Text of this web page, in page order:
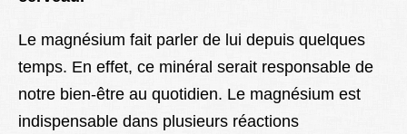
Le magnésium fait parler de lui depuis quelques
temps. En effet, ce minéral serait responsable de
notre bien-être au quotidien. Le magnésium est
indispensable dans plusieurs réactions